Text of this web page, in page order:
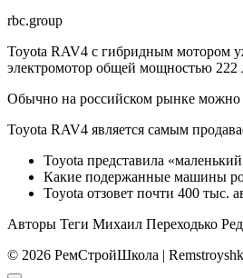
rbc.group
Toyota RAV4 с гибридным мотором
электромотор общей мощностью 222
Обычно на российском рынке
Toyota RAV4 является самым
Toyota представила
Какие подержанные машины
Toyota отзовет почти 400 тыс.
Авторы Теги Михаил Переходько
© 2026 РемСтройШкола |